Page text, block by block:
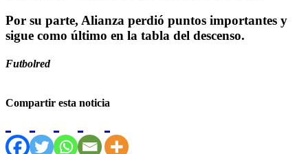
Por su parte, Alianza perdió puntos importantes y
sigue como último en la tabla del descenso.
Futbolred
Compartir esta noticia